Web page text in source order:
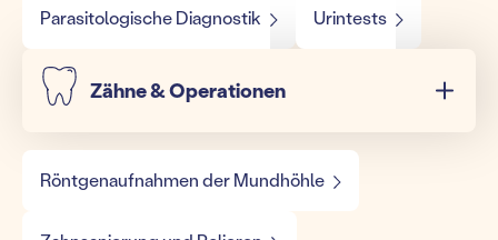
Parasitologische Diagnostik Urintests
Zähne & Operationen
Röntgenaufnahmen der Mundhöhle